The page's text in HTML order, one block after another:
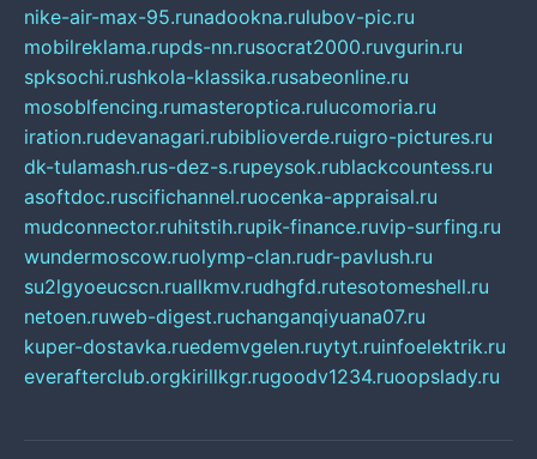
nike-air-max-95.runadookna.rulubov-pic.ru
mobilreklama.rupds-nn.rusocrat2000.ruvgurin.ru
spksochi.rushkola-klassika.rusabeonline.ru
mosoblfencing.rumasteroptica.rulucomoria.ru
iration.rudevanagari.rubiblioverde.ruigro-pictures.ru
dk-tulamash.rus-dez-s.rupeysok.rublackcountess.ru
asoftdoc.ruscifichannel.ruocenka-appraisal.ru
mudconnector.ruhitstih.rupik-finance.ruvip-surfing.ru
wundermoscow.ruolymp-clan.rudr-pavlush.ru
su2lgyoeucscn.ruallkmv.rudhgfd.rutesotomeshell.ru
netoen.ruweb-digest.ruchanganqiyuana07.ru
kuper-dostavka.ruedemvgelen.ruytyt.ruinfoelektrik.ru
everafterclub.orgkirillkgr.rugoodv1234.ruoopslady.ru